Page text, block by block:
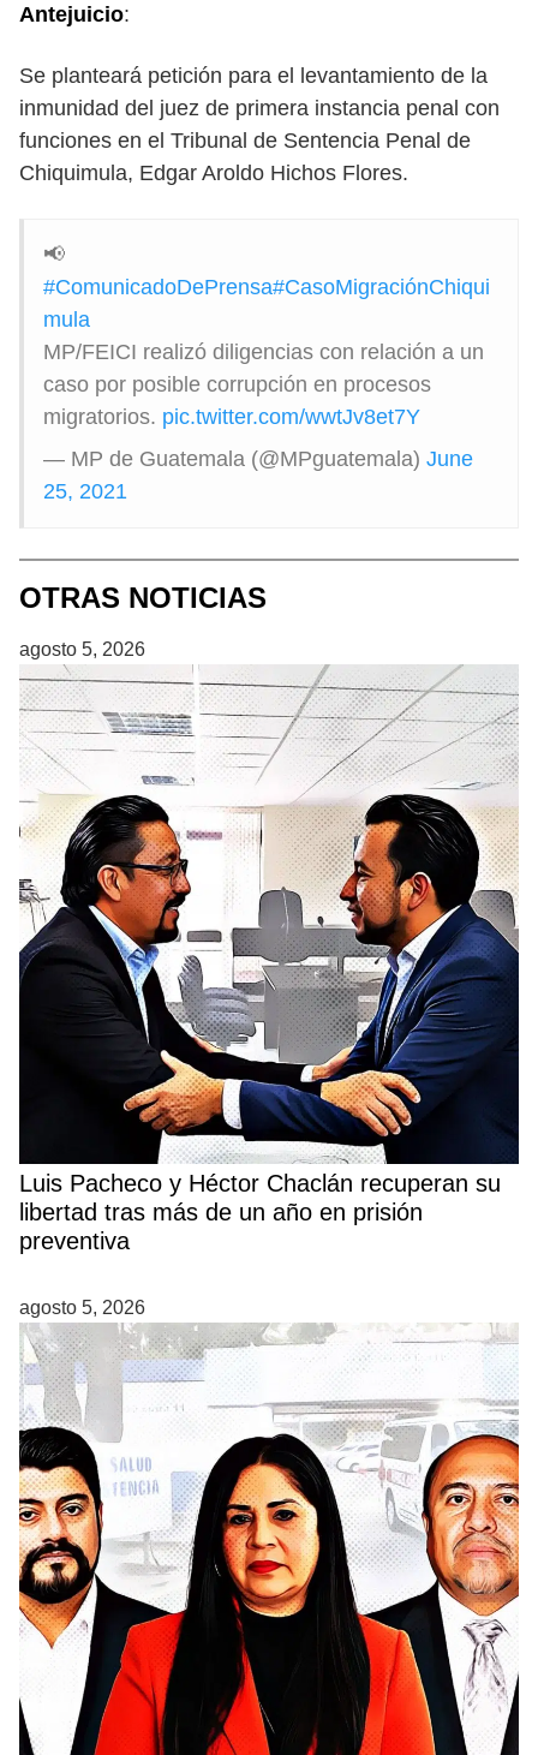
Antejuicio:
Se planteará petición para el levantamiento de la
inmunidad del juez de primera instancia penal con
funciones en el Tribunal de Sentencia Penal de
Chiquimula, Edgar Aroldo Hichos Flores.
📢
#ComunicadoDePrensa#CasoMigraciónChiqui
mula
MP/FEICI realizó diligencias con relación a un
caso por posible corrupción en procesos
migratorios. pic.twitter.com/wwtJv8et7Y
— MP de Guatemala (@MPguatemala) June
25, 2021
OTRAS NOTICIAS
agosto 5, 2026
Luis Pacheco y Héctor Chaclán recuperan su
libertad tras más de un año en prisión
preventiva
agosto 5, 2026